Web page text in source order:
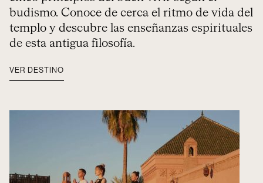
budismo. Conoce de cerca el ritmo de vida del
templo y descubre las enseñanzas espirituales
de esta antigua filosofía.
VER DESTINO